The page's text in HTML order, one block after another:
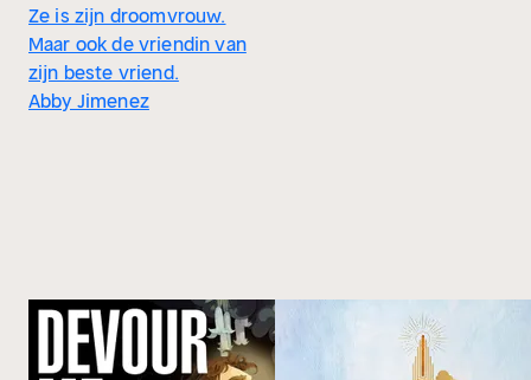
Ze is zijn droomvrouw.
Maar ook de vriendin van
zijn beste vriend.
Abby Jimenez